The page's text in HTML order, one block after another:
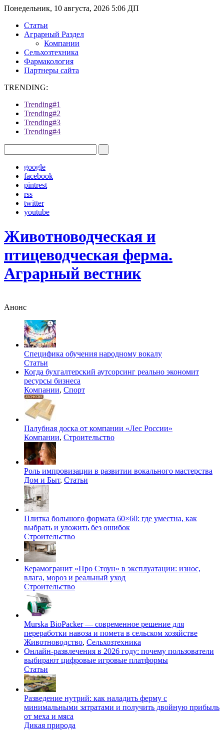
Понедельник, 10 августа, 2026 5:06 ДП
Статьи
Аграрный Раздел
Компании
Сельхозтехника
Фармакология
Партнеры сайта
TRENDING:
Trending#1
Trending#2
Trending#3
Trending#4
google
facebook
pintrest
rss
twitter
youtube
Животноводческая и
птицеводческая ферма.
Аграрный вестник
Анонс
Специфика обучения народному вокалу
Статьи
Когда бухгалтерский аутсорсинг реально экономит
ресурсы бизнеса
Компании, Спорт
Палубная доска от компании «Лес России»
Компании, Строительство
Роль импровизации в развитии вокального мастерства
Дом и Быт, Статьи
Плитка большого формата 60×60: где уместна, как
выбрать и уложить без ошибок
Строительство
Керамогранит «Про Стоун» в эксплуатации: износ,
влага, мороз и реальный уход
Строительство
Murska BioPacker — современное решение для
переработки навоза и помета в сельском хозяйстве
Животноводство, Сельхозтехника
Онлайн-развлечения в 2026 году: почему пользователи
выбирают цифровые игровые платформы
Статьи
Разведение нутрий: как наладить ферму с
минимальными затратами и получить двойную прибыль
от меха и мяса
Дикая природа